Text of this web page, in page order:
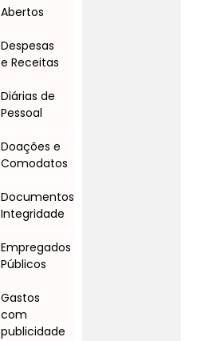
Abertos
Despesas
e Receitas
Diárias de
Pessoal
Doações e
Comodatos
Documentos
Integridade
Empregados
Públicos
Gastos
com
publicidade